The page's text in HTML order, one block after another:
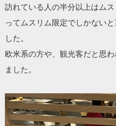
訪れている人の半分以上はムス
ってムスリム限定でしかない
した。
欧米系の方や、観光客だと思
ました。